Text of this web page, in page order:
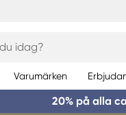
Varumärken
20% på alla